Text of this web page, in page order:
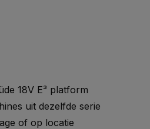
18V E³ platform
uit dezelfde serie
of op locatie